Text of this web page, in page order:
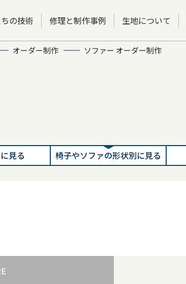
の技術 修理と制作事例 生地について
オーダー制作 ソファー オーダー制作
見る 椅子やソファの形状別に見る